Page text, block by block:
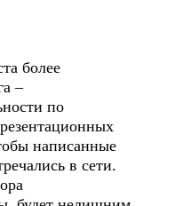
более
–
по
написанные
в сети.